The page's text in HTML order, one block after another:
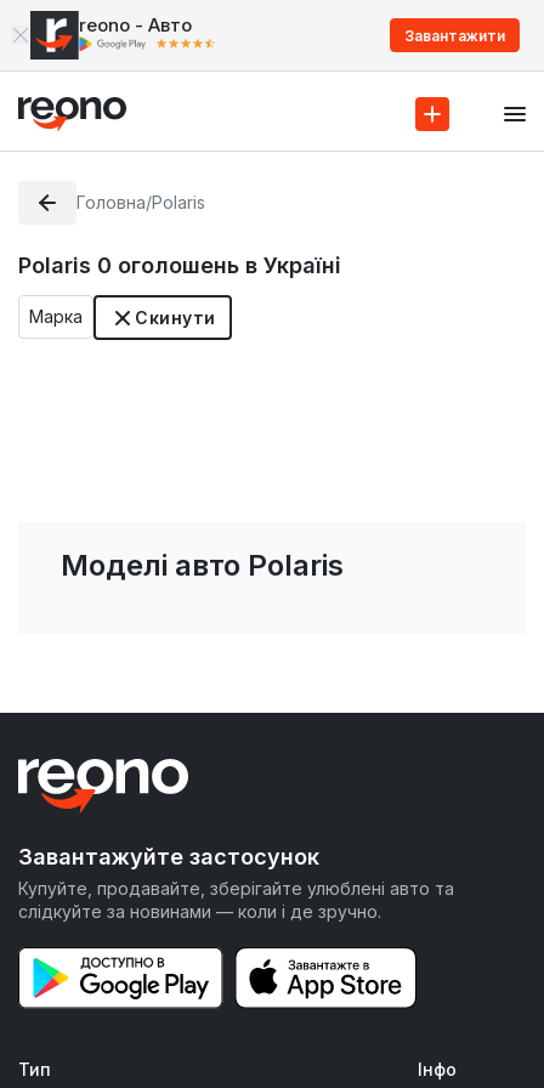
reono - Авто Завантажити
Головна/Polaris
Polaris 0 оголошень в Україні
Марка Скинути
Моделі авто Polaris
Завантажуйте застосунок
Купуйте, продавайте, зберігайте улюблені авто та
слідкуйте за новинами — коли і де зручно.
Тип Інфо